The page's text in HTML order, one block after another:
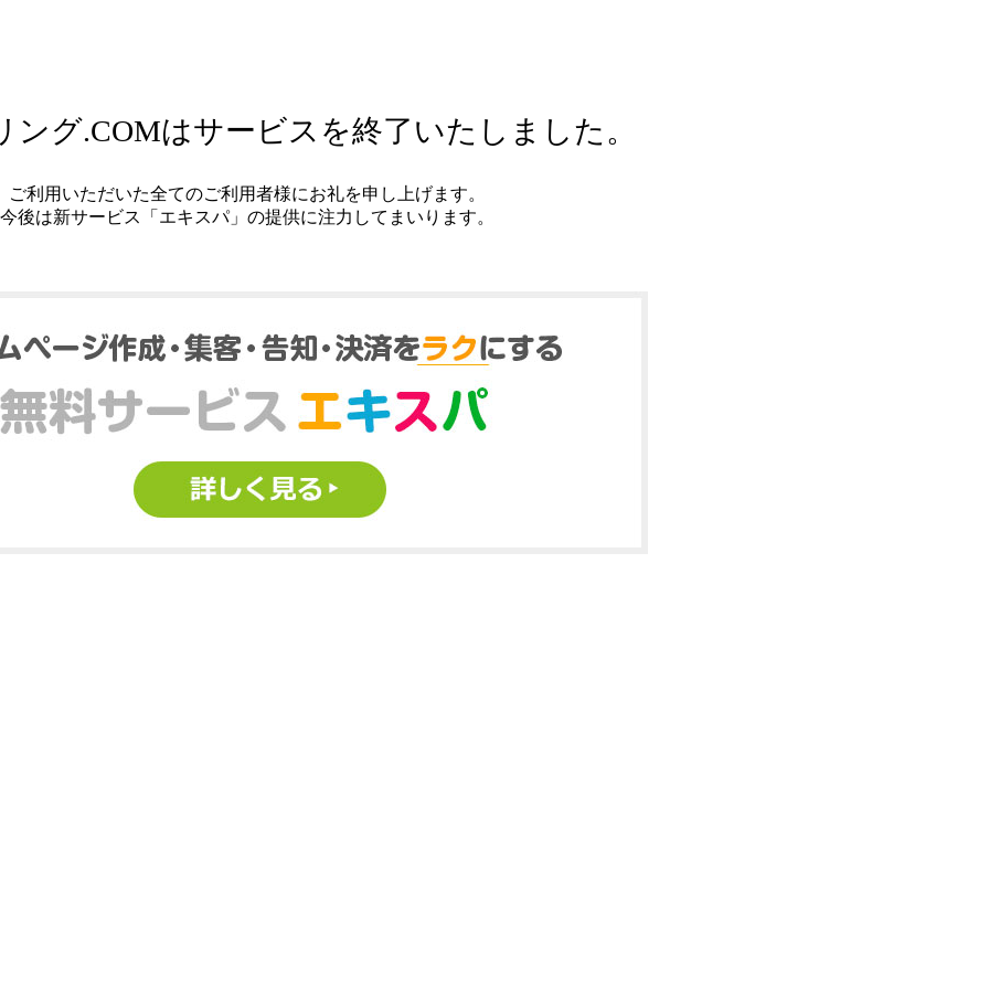
ング.COMはサービスを終了いたしました。
ご利用いただいた全てのご利用者様にお礼を申し上げます。
今後は新サービス「エキスパ」の提供に注力してまいります。